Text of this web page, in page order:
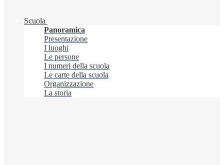
Scuola
Panoramica
Presentazione
I luoghi
Le persone
I numeri della scuola
Le carte della scuola
Organizzazione
La storia